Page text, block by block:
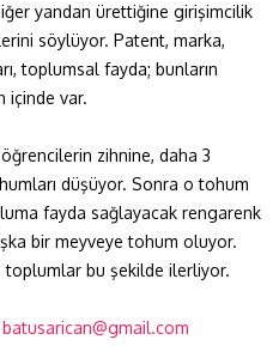
yandan ürettiğine girişimcilik
söylüyor. Patent, marka,
toplumsal fayda; bunların
içinde var.
zihnine, daha 3
düşüyor. Sonra o tohum
fayda sağlayacak rengarenk
bir meyveye tohum oluyor.
toplumlar bu şekilde ilerliyor.
batusarican@gmail.com